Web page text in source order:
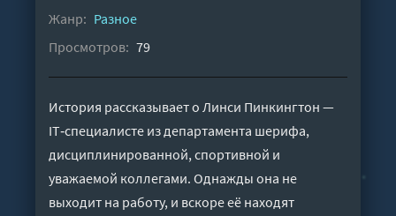
Жанр: Разное
Просмотров: 79
История рассказывает о Линси Пинкингтон —
IT‑специалисте из департамента шерифа,
дисциплинированной, спортивной и
уважаемой коллегами. Однажды она не
выходит на работу, и вскоре её находят